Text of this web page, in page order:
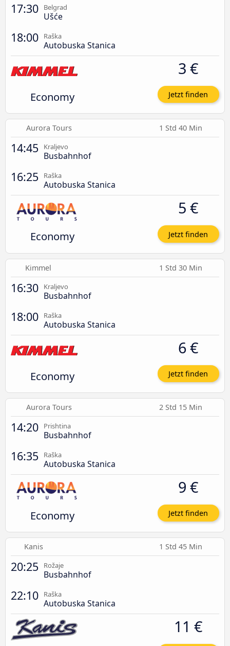
17:30 Belgrad
Ušće
18:00 Raška
Autobuska Stanica
Economy
3 €
Jetzt finden
Aurora Tours 1 Std 40 Min
14:45 Kraljevo
Busbahnhof
16:25 Raška
Autobuska Stanica
Economy
5 €
Jetzt finden
Kimmel 1 Std 30 Min
16:30 Kraljevo
Busbahnhof
18:00 Raška
Autobuska Stanica
Economy
6 €
Jetzt finden
Aurora Tours 2 Std 15 Min
14:20 Prishtina
Busbahnhof
16:35 Raška
Autobuska Stanica
Economy
9 €
Jetzt finden
Kanis 1 Std 45 Min
20:25 Rožaje
Busbahnhof
22:10 Raška
Autobuska Stanica
11 €